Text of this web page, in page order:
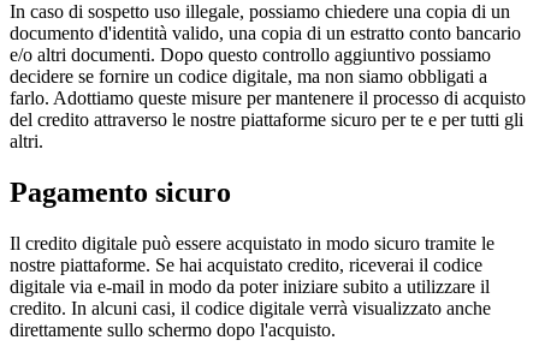
In caso di sospetto uso illegale, possiamo chiedere una copia di un
documento d'identità valido, una copia di un estratto conto bancario
e/o altri documenti. Dopo questo controllo aggiuntivo possiamo
decidere se fornire un codice digitale, ma non siamo obbligati a
farlo. Adottiamo queste misure per mantenere il processo di acquisto
del credito attraverso le nostre piattaforme sicuro per te e per tutti gli
altri.
Pagamento sicuro
Il credito digitale può essere acquistato in modo sicuro tramite le
nostre piattaforme. Se hai acquistato credito, riceverai il codice
digitale via e-mail in modo da poter iniziare subito a utilizzare il
credito. In alcuni casi, il codice digitale verrà visualizzato anche
direttamente sullo schermo dopo l'acquisto.